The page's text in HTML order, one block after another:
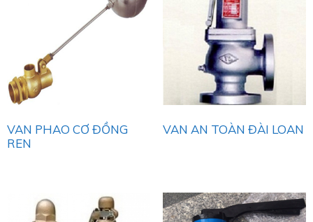
VAN PHAO CƠ ĐỒNG
REN
VAN AN TOÀN ĐÀI LOAN